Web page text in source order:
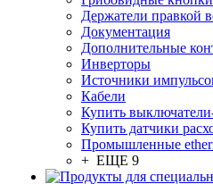
Держатели правкой
Документация
Дополнительные
Инверторы
Источники
Кабели
Купить
Купить датчики
Промышленные
+ ЕЩЕ 9